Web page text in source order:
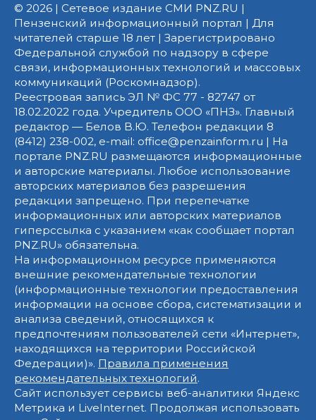
© 2026 | Сетевое издание СМИ PNZ.RU |
Пензенский информационный портал | Для
читателей старше 18 лет | Зарегистрировано
Федеральной службой по надзору в сфере
связи, информационных технологий и массовых
коммуникаций (Роскомнадзор).
Реестровая запись ЭЛ № ФС 77 - 82747 от
18.02.2022 года. Учредитель ООО «ПНЗ». Главный
редактор — Белов В.Ю. Телефон редакции 8
(8412) 238-002, e-mail: office@penzainform.ru | На
портале PNZ.RU размещаются информационные
и авторские материалы. Любое использование
авторских материалов без разрешения
редакции запрещено. При перепечатке
информационных или авторских материалов
гиперссылка с указанием «как сообщает портал
PNZ.RU» обязательна.
На информационном ресурсе применяются
внешние рекомендательные технологии
(информационные технологии предоставления
информации на основе сбора, систематизации и
анализа сведений, относящихся к
предпочтениям пользователей сети «Интернет»,
находящихся на территории Российской
Федерации)». Правила применения
рекомендательных технологий.
Сайт использует сервисы веб-аналитики Яндекс
Метрика и LiveInternet. Продолжая использовать